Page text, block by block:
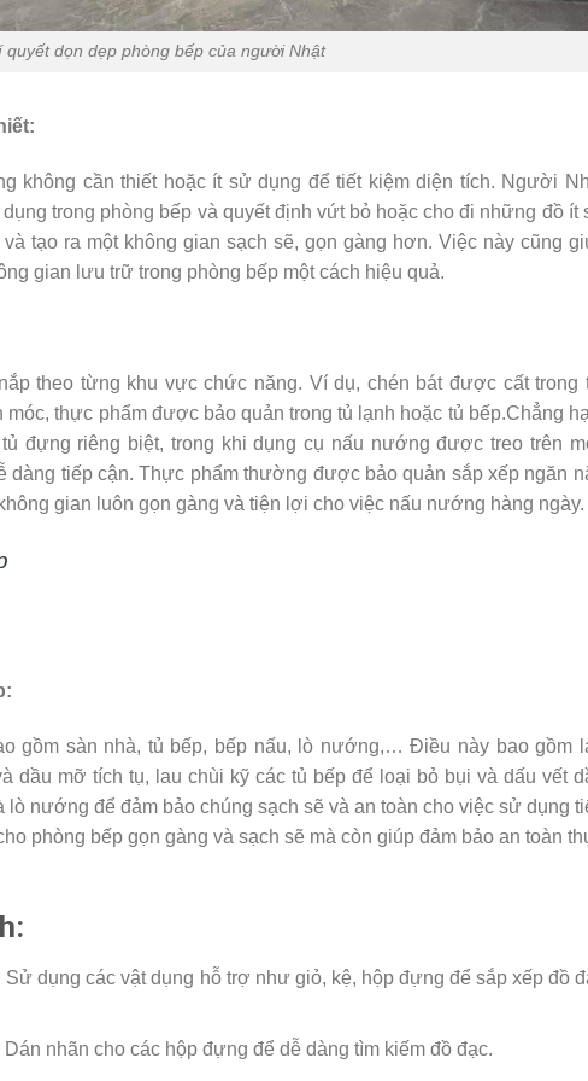
quyết dọn dẹp phòng bếp của người Nhật
không cần thiết hoặc ít sử dụng để tiết kiệm diện tích. Người
trong phòng bếp và quyết định vứt bỏ hoặc cho đi những đồ ít
tạo ra một không gian sạch sẽ, gọn gàng hơn. Việc này cũng
gian lưu trữ trong phòng bếp một cách hiệu quả.
theo từng khu vực chức năng. Ví dụ, chén bát được cất trong
thực phẩm được bảo quản trong tủ lạnh hoặc tủ bếp.Chẳng
đựng riêng biệt, trong khi dụng cụ nấu nướng được treo trên
dàng tiếp cận. Thực phẩm thường được bảo quản sắp xếp ngăn
gian luôn gọn gàng và tiện lợi cho việc nấu nướng hàng ngày.
gồm sàn nhà, tủ bếp, bếp nấu, lò nướng,… Điều này bao gồm
dầu mỡ tích tụ, lau chùi kỹ các tủ bếp để loại bỏ bụi và dấu vết
nướng để đảm bảo chúng sạch sẽ và an toàn cho việc sử dụng
phòng bếp gọn gàng và sạch sẽ mà còn giúp đảm bảo an toàn
Sử dụng các vật dụng hỗ trợ như giỏ, kệ, hộp đựng để sắp xếp đồ
Dán nhãn cho các hộp đựng để dễ dàng tìm kiếm đồ đạc.